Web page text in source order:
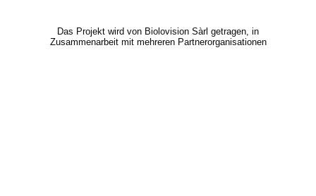
Das Projekt wird von Biolovision Sàrl getragen, in
Zusammenarbeit mit mehreren Partnerorganisationen